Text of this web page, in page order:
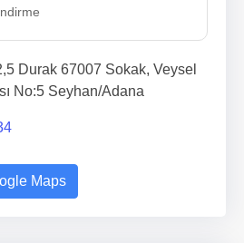
Durak 67007 Sokak, Veysel
No:5 Seyhan/Adana
Maps